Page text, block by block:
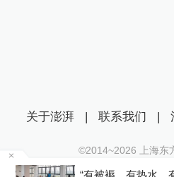
“有被褥、有热水、
关于澎湃 | 联系我们 |
©2014~2026 上海东
沪ICP证：沪B2-20170116